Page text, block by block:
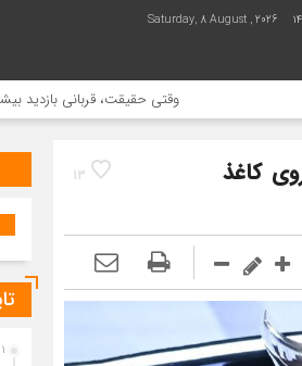
Saturday, 8 August , 2026
وقتی حقیقت، قربانی بازدید بیشتر می
13
کاغذ
1 هفته قبل